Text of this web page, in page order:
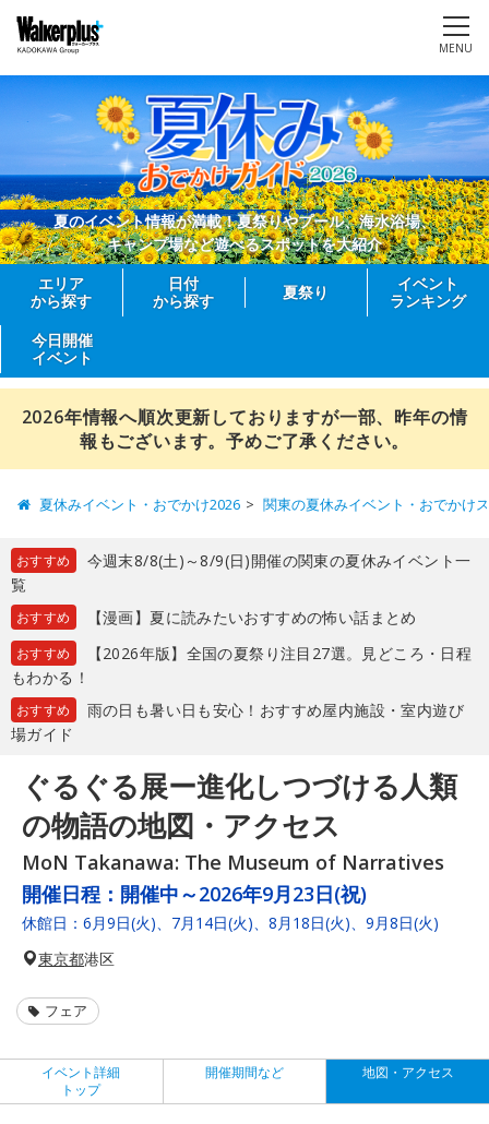
MENU
夏のイベント情報が満載！夏祭りやプール、海水浴場、
キャンプ場など遊べるスポットを大紹介
エリア
から探す
日付
から探す
夏祭り
イベント
ランキング
今日開催
イベント
2026年情報へ順次更新しておりますが一部、昨年の情
報もございます。予めご了承ください。
夏休みイベント・おでかけ2026 関東の夏休みイベント・おでかけ
おすすめ
今週末8/8(土)～8/9(日)開催の関東の夏休みイベント一
覧
おすすめ 【漫画】夏に読みたいおすすめの怖い話まとめ
おすすめ
【2026年版】全国の夏祭り注目27選。見どころ・日程
もわかる！
おすすめ
雨の日も暑い日も安心！おすすめ屋内施設・室内遊び
場ガイド
ぐるぐる展ー進化しつづける人類
の物語の地図・アクセス
MoN Takanawa: The Museum of Narratives
開催日程： 開催中～2026年9月23日(祝)
休館日：6月9日(火)、7月14日(火)、8月18日(火)、9月8日(火)
東京都港区
フェア
イベント詳細
トップ
開催期間など 地図・アクセス